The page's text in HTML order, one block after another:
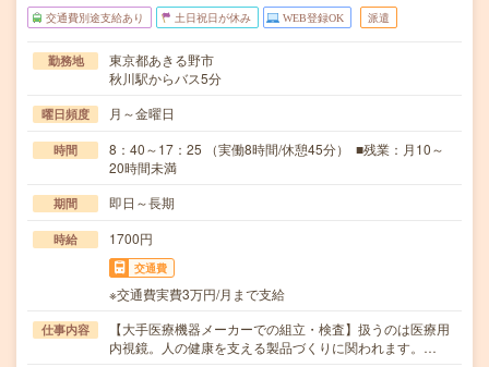
交通費別途支給あり 土日祝日が休み WEB登録OK 派遣
勤務地
東京都あきる野市
秋川駅からバス5分
曜日頻度 月～金曜日
時間
8：40～17：25 （実働8時間/休憩45分） ■残業：月10～
20時間未満
期間 即日～長期
時給 1700円
交通費
※交通費実費3万円/月まで支給
仕事内容
【大手医療機器メーカーでの組立・検査】扱うのは医療用
内視鏡。人の健康を支える製品づくりに関われます。…